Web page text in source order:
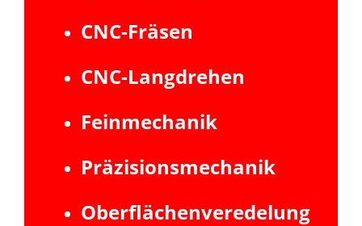
CNC-Fräsen
CNC-Langdrehen
Feinmechanik
Präzisionsmechanik
Oberflächenveredelung